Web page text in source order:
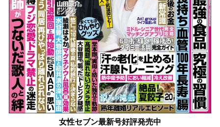
女性セブン最新号好評発売中